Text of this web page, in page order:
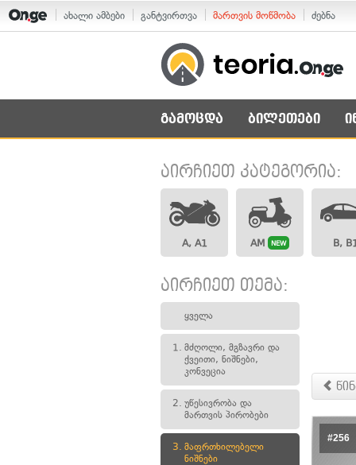
ახალი ამბები განტვირთვა მართვის მოწმობა ძებნა
გამოცდა ბილეთები
აირჩიეთ კატეგორია:
A, A1 AM NEW B,
აირჩიეთ თემა:
ყველა
1. მძღოლი, მგზავრი და
ქვეითი, ნიშნები,
კონვეცია
2. უწესივრობა და
მართვის პირობები
3. მაფრთხილებელი
ნიშნები
#256